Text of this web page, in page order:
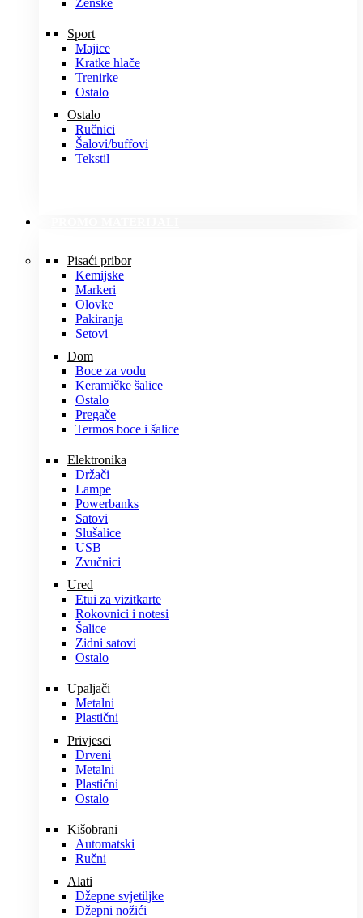
Ženske
Sport
Majice
Kratke hlače
Trenirke
Ostalo
Ostalo
Ručnici
Šalovi/buffovi
Tekstil
Pisaći pribor
Kemijske
Markeri
Olovke
Pakiranja
Setovi
Dom
Boce za vodu
Keramičke šalice
Ostalo
Pregače
Termos boce i šalice
Elektronika
Držači
Lampe
Powerbanks
Satovi
Slušalice
USB
Zvučnici
Ured
Etui za vizitkarte
Rokovnici i notesi
Šalice
Zidni satovi
Ostalo
Upaljači
Metalni
Plastični
Privjesci
Drveni
Metalni
Plastični
Ostalo
Kišobrani
Automatski
Ručni
Alati
Džepne svjetiljke
Džepni nožići